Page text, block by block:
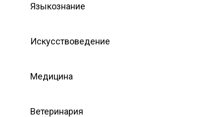
Языкознание
Искусствоведение
Медицина
Ветеринария